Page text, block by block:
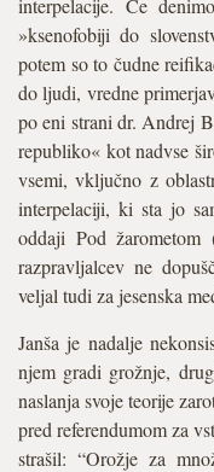
interpelacije. Če
»ksenofobiji do
potem so to čudne
do ljudi, vredne
po eni strani dr. Andrej
republiko« kot nadvse
vsemi, vključno z
interpelaciji, ki sta jo
oddaji Pod žarometom
razpravljalcev ne
veljal tudi za jesenska
Janša je nadalje
njem gradi grožnje,
naslanja svoje teorije
pred referendumom za
strašil: “Orožje za